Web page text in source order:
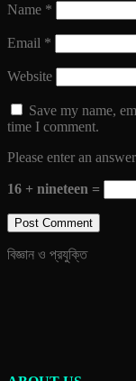
Name *
Email *
Website
Save my name,
time I comment.
Please enter an
16 + nineteen =
বিজ্ঞান ও প্রযুক্তি